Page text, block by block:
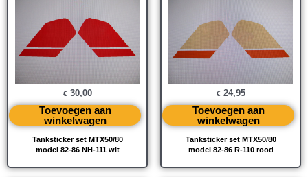
Tanksticker set MTX50/80
model 82-86 NH-111 wit
€ 30,00
Toevoegen aan
winkelwagen
Tanksticker set MTX50/80
model 82-86 R-110 rood
€ 24,95
Toevoegen aan
winkelwagen